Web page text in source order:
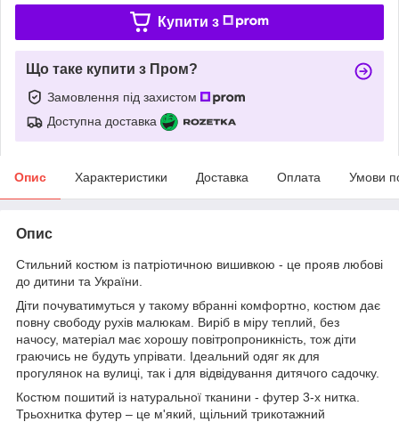
Купити з
Що таке купити з Пром?
Замовлення під захистом
Доступна доставка
Опис Характеристики Доставка Оплата Умови
Опис
Стильний костюм із патріотичною вишивкою - це прояв любові
до дитини та України.
Діти почуватимуться у такому вбранні комфортно, костюм дає
повну свободу рухів малюкам. Виріб в міру теплий, без
начосу, матеріал має хорошу повітропроникність, тож діти
граючись не будуть упрівати. Ідеальний одяг як для
прогулянок на вулиці, так і для відвідування дитячого садочку.
Костюм пошитий із натуральної тканини - футер 3-х нитка.
Трьохнитка футер – це м'який, щільний трикотажний